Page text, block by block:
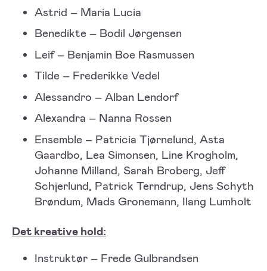
Astrid – Maria Lucia
Benedikte – Bodil Jørgensen
Leif – Benjamin Boe Rasmussen
Tilde – Frederikke Vedel
Alessandro – Alban Lendorf
Alexandra – Nanna Rossen
Ensemble – Patricia Tjørnelund, Asta
Gaardbo, Lea Simonsen, Line Krogholm,
Johanne Milland, Sarah Broberg, Jeff
Schjerlund, Patrick Terndrup, Jens Schyth
Brøndum, Mads Gronemann, Ilang Lumholt
Det kreative hold:
Instruktør – Frede Gulbrandsen